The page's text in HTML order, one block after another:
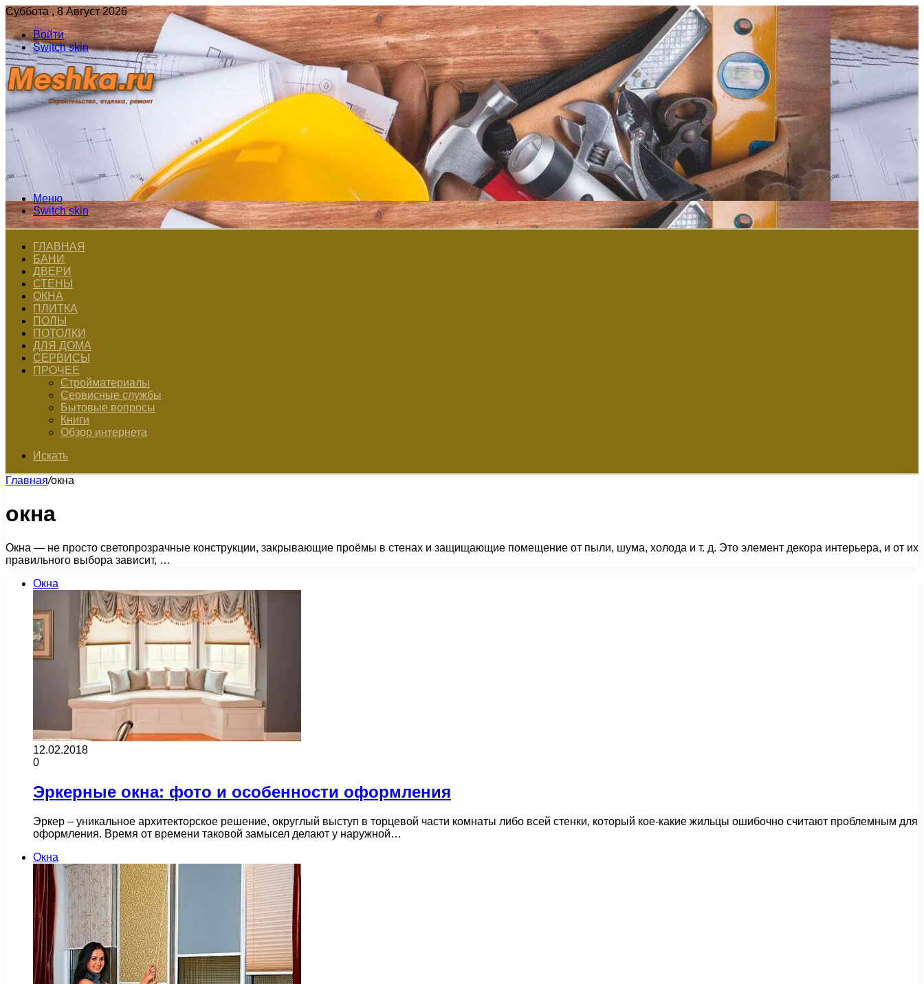
Суббота , 8 Август 2026
Войти
Switch skin
Меню
Switch skin
ГЛАВНАЯ
БАНИ
ДВЕРИ
СТЕНЫ
ОКНА
ПЛИТКА
ПОЛЫ
ПОТОЛКИ
ДЛЯ ДОМА
СЕРВИСЫ
ПРОЧЕЕ
Стройматериалы
Сервисные службы
Бытовые вопросы
Книги
Обзор интернета
Искать
Главная/окна
окна
Окна — не просто светопрозрачные конструкции, закрывающие проёмы в стенах и защищающие помещение от пыли, шума, холода и т. д. Это элемент декора интерьера, и от их
правильного выбора зависит, …
Окна
12.02.2018
0
Эркерные окна: фото и особенности оформления
Эркер – уникальное архитекторское решение, округлый выступ в торцевой части комнаты либо всей стенки, который кое-какие жильцы ошибочно считают проблемным для
оформления. Время от времени таковой замысел делают у наружной…
Окна